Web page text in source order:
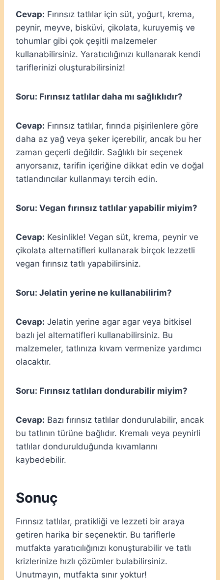
Cevap: Fırınsız tatlılar için süt, yoğurt, krema,
peynir, meyve, bisküvi, çikolata, kuruyemiş ve
tohumlar gibi çok çeşitli malzemeler
kullanabilirsiniz. Yaratıcılığınızı kullanarak kendi
tariflerinizi oluşturabilirsiniz!
Soru: Fırınsız tatlılar daha mı sağlıklıdır?
Cevap: Fırınsız tatlılar, fırında pişirilenlere göre
daha az yağ veya şeker içerebilir, ancak bu her
zaman geçerli değildir. Sağlıklı bir seçenek
arıyorsanız, tarifin içeriğine dikkat edin ve doğal
tatlandırıcılar kullanmayı tercih edin.
Soru: Vegan fırınsız tatlılar yapabilir miyim?
Cevap: Kesinlikle! Vegan süt, krema, peynir ve
çikolata alternatifleri kullanarak birçok lezzetli
vegan fırınsız tatlı yapabilirsiniz.
Soru: Jelatin yerine ne kullanabilirim?
Cevap: Jelatin yerine agar agar veya bitkisel
bazlı jel alternatifleri kullanabilirsiniz. Bu
malzemeler, tatlınıza kıvam vermenize yardımcı
olacaktır.
Soru: Fırınsız tatlıları dondurabilir miyim?
Cevap: Bazı fırınsız tatlılar dondurulabilir, ancak
bu tatlının türüne bağlıdır. Kremalı veya peynirli
tatlılar dondurulduğunda kıvamlarını
kaybedebilir.
Sonuç
Fırınsız tatlılar, pratikliği ve lezzeti bir araya
getiren harika bir seçenektir. Bu tariflerle
mutfakta yaratıcılığınızı konuşturabilir ve tatlı
krizlerinize hızlı çözümler bulabilirsiniz.
Unutmayın, mutfakta sınır yoktur!